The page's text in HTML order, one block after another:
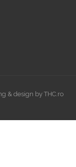
& design by THC.ro